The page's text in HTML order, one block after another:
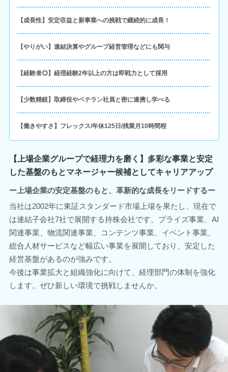
【成長性】安定収益と新事業への挑戦で継続的に成長！
【やりがい】連結決算やグループ経営管理などにも関与
【経験者◎】経理経験2年以上の方は即戦力として採用
【少数精鋭】取締役やベテラン社員と密に連携し学べる
【働きやすさ】フレックス/年休125日/残業月10時間程
【上場企業グループで経理力を磨く】多彩な事業と安定
した基盤のもとマネージャー候補としてキャリアアップ
ー上場企業の安定基盤のもと、革新的な成長をリードするー
当社は2002年に東証スタンダード市場上場を果たし、現在で
は連結子会社7社で展開する持株会社です。プライズ事業、AI
関連事業、物流関連事業、コンテンツ事業、イベント事業、
総合人材サービスなど幅広い事業を展開しており、安定した
経営基盤があるのが強みです。
今後は事業拡大と組織強化に向けて、経理部門の体制を強化
します。ぜひ新しい環境で挑戦しませんか。